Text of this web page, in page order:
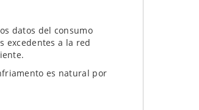
datos del consumo
excedentes a la red
es natural por